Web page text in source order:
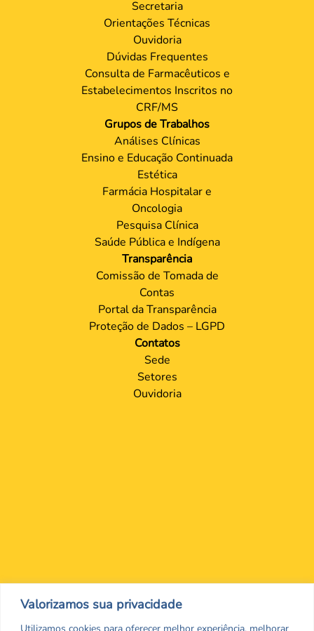
Valorizamos sua privacidade
Utilizamos cookies para oferecer melhor experiência, melhorar
Secretaria
Orientações Técnicas
Ouvidoria
Dúvidas Frequentes
Consulta de Farmacêuticos e
Estabelecimentos Inscritos no
CRF/MS
Grupos de Trabalhos
Análises Clínicas
Ensino e Educação Continuada
Estética
Farmácia Hospitalar e
Oncologia
Pesquisa Clínica
Saúde Pública e Indígena
Transparência
Comissão de Tomada de
Contas
Portal da Transparência
Proteção de Dados – LGPD
Contatos
Sede
Setores
Ouvidoria